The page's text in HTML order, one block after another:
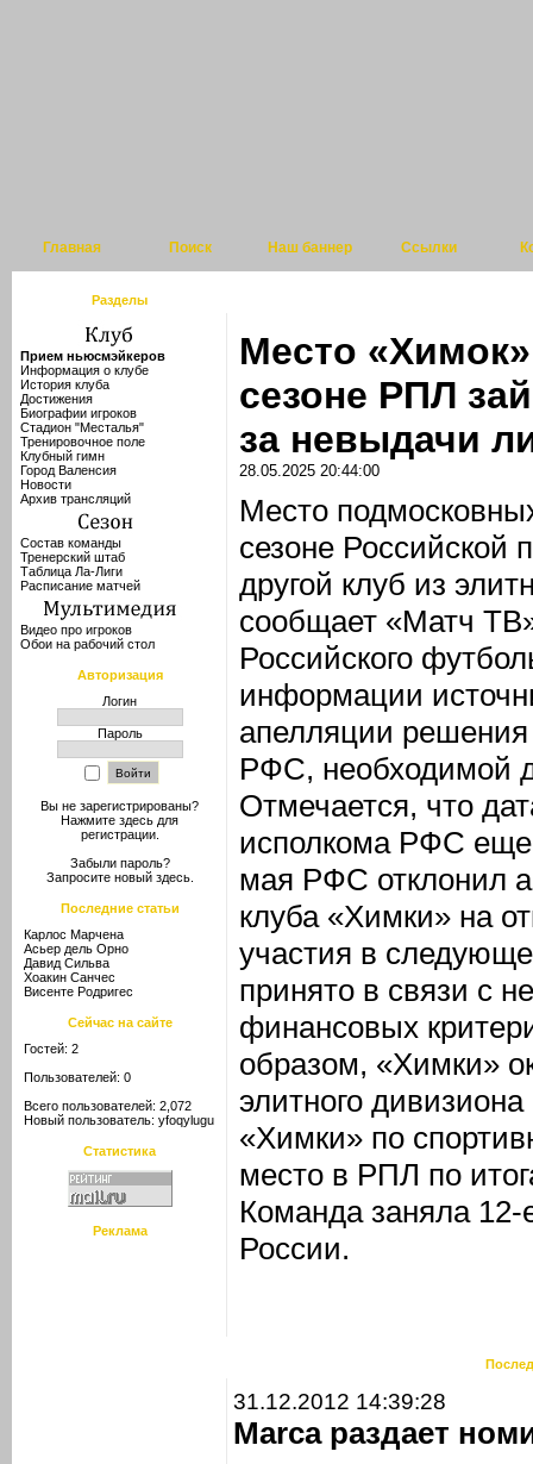
Главная Поиск Наш баннер Ссылки
Разделы
Прием ньюсмэйкеров
Информация о клубе
История клуба
Достижения
Биографии игроков
Стадион "Месталья"
Тренировочное поле
Клубный гимн
Город Валенсия
Новости
Архив трансляций
Состав команды
Тренерский штаб
Таблица Ла-Лиги
Расписание матчей
Видео про игроков
Обои на рабочий стол
Авторизация
Логин
Пароль
Вы не зарегистрированы?
Нажмите здесь для
регистрации.
Забыли пароль?
Запросите новый здесь.
Последние статьи
Карлос Марчена
Асьер дель Орно
Давид Сильва
Хоакин Санчес
Висенте Родригес
Сейчас на сайте
Гостей: 2
Пользователей: 0
Всего пользователей: 2,072
Новый пользователь: yfoqylugu
Статистика
Реклама
Место
сезоне РПЛ
за невыдачи
28.05.2025 20:44:00
Место
сезоне Российской
другой клуб из
сообщает «Матч
Российского
информации
апелляции
РФС, необходимой
Отмечается, что
исполкома РФС еще
мая РФС отклонил
клуба «Химки» на
участия в
принято в связи с
финансовых
образом, «Химки»
элитного
«Химки» по
место в РПЛ по
Команда заняла
России.
31.12.2012 14:39:28
Marca раздает